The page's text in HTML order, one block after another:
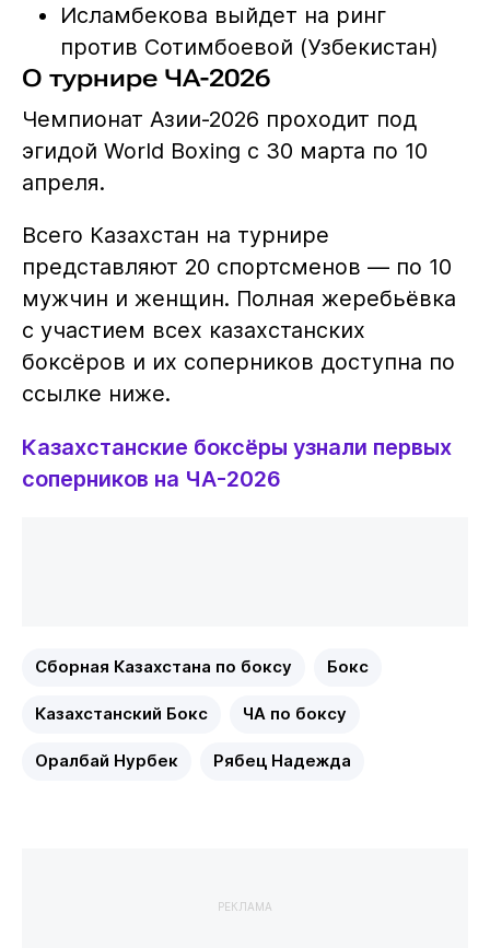
Исламбекова выйдет на ринг
против Сотимбоевой (Узбекистан)
О турнире ЧА-2026
Чемпионат Азии-2026 проходит под
эгидой World Boxing с 30 марта по 10
апреля.
Всего Казахстан на турнире
представляют 20 спортсменов — по 10
мужчин и женщин. Полная жеребьёвка
с участием всех казахстанских
боксёров и их соперников доступна по
ссылке ниже.
Казахстанские боксёры узнали первых
соперников на ЧА-2026
Сборная Казахстана по боксу Бокс
Казахстанский Бокс ЧА по боксу
Оралбай Нурбек Рябец Надежда
РЕКЛАМА